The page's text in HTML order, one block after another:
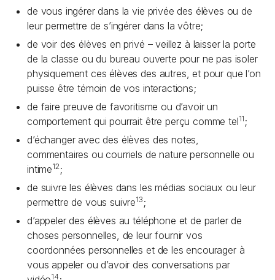
de vous ingérer dans la vie privée des élèves ou de
leur permettre de s’ingérer dans la vôtre;
de voir des élèves en privé – veillez à laisser la porte
de la classe ou du bureau ouverte pour ne pas isoler
physiquement ces élèves des autres, et pour que l’on
puisse être témoin de vos interactions;
de faire preuve de favoritisme ou d’avoir un
comportement qui pourrait être perçu comme tel11 ;
d’échanger avec des élèves des notes,
commentaires ou courriels de nature personnelle ou
intime12;
de suivre les élèves dans les médias sociaux ou leur
permettre de vous suivre13 ;
d’appeler des élèves au téléphone et de parler de
choses personnelles, de leur fournir vos
coordonnées personnelles et de les encourager à
vous appeler ou d’avoir des conversations par
14